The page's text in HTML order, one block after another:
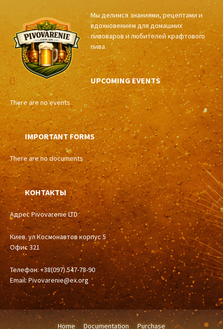
Мы делимся знаниями, рецептами и
вдохновением для домашних
пивоваров и любителей крафтового
пива.
UPCOMING EVENTS
There are no events
IMPORTANT FORMS
There are no documents
КОНТАКТЫ
Адрес Pivovarenie LTD
Киев. ул Космонавтов корпус 5
Офис 321
Телефон: +38(097) 547-78-90
Email: Pivovarenie@ex.org
Home Documentation Purchase